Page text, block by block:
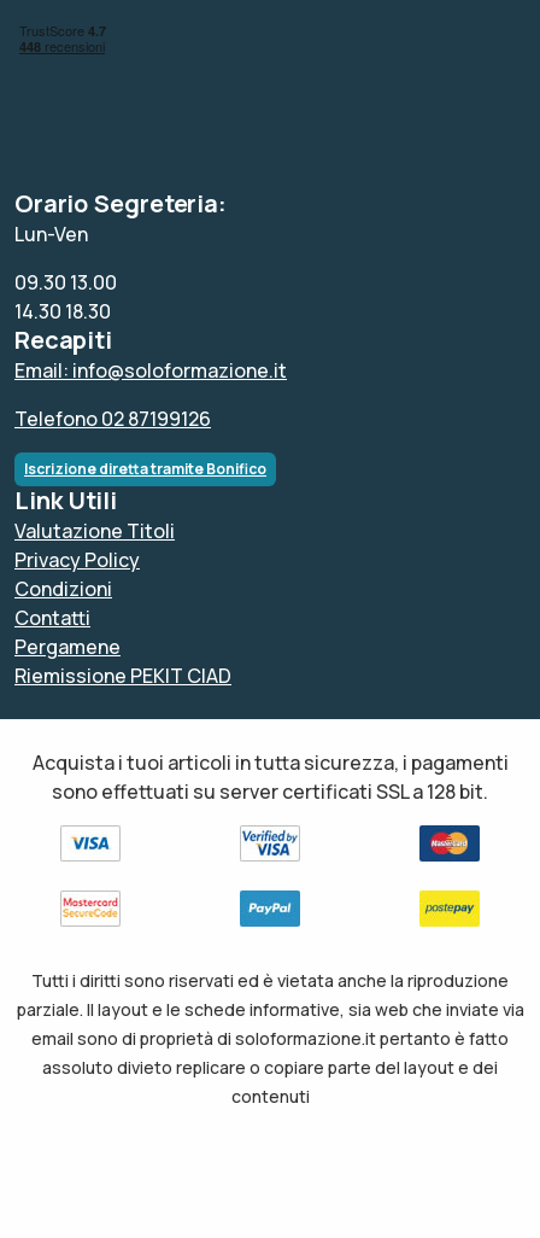
Orario Segreteria:
Lun-Ven
09.30 13.00
14.30 18.30
Recapiti
Email: info@soloformazione.it
Telefono 02 87199126
Iscrizione diretta tramite Bonifico
Link Utili
Valutazione Titoli
Privacy Policy
Condizioni
Contatti
Pergamene
Riemissione PEKIT CIAD
Acquista i tuoi articoli in tutta sicurezza, i pagamenti
sono effettuati su server certificati SSL a 128 bit.
Tutti i diritti sono riservati ed è vietata anche la riproduzione
parziale. Il layout e le schede informative, sia web che inviate via
email sono di proprietà di soloformazione.it pertanto è fatto
assoluto divieto replicare o copiare parte del layout e dei
contenuti